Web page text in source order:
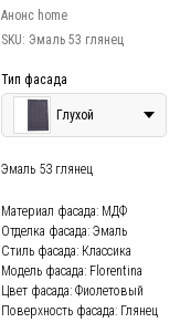
Анонс home
SKU: Эмаль 53 глянец
Тип фасада
Глухой
Эмаль 53 глянец
Материал фасада: МДФ
Отделка фасада: Эмаль
Стиль фасада: Классика
Модель фасада: Florentina
Цвет фасада: Фиолетовый
Поверхность фасада: Глянец